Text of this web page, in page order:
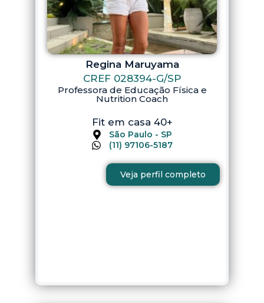
Regina Maruyama
CREF 028394-G/SP
Professora de Educação Física e
Nutrition Coach
Fit em casa 40+
São Paulo - SP
(11) 97106-5187
Veja perfil completo